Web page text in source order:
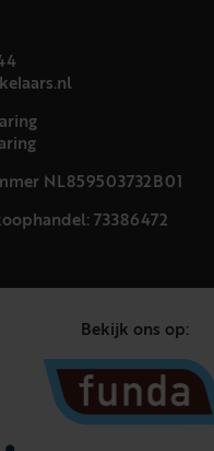
NL859503732B01
73386472
Bekijk ons op: